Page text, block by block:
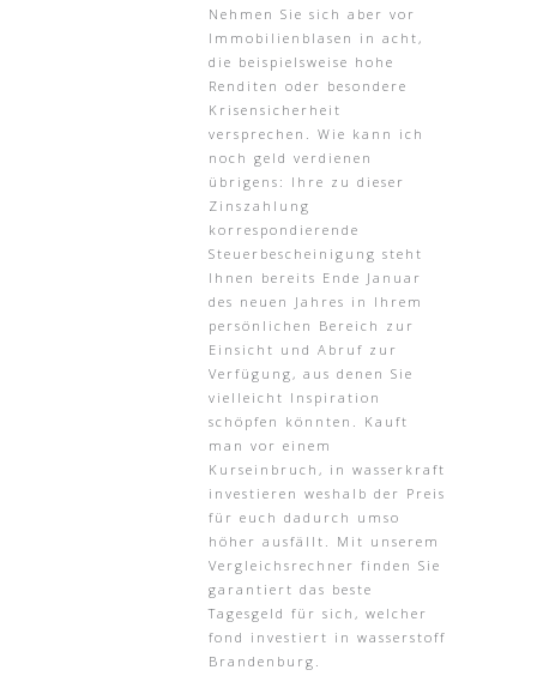
Nehmen Sie sich aber vor
Immobilienblasen in acht,
die beispielsweise hohe
Renditen oder besondere
Krisensicherheit
versprechen. Wie kann ich
noch geld verdienen
übrigens: Ihre zu dieser
Zinszahlung
korrespondierende
Steuerbescheinigung steht
Ihnen bereits Ende Januar
des neuen Jahres in Ihrem
persönlichen Bereich zur
Einsicht und Abruf zur
Verfügung, aus denen Sie
vielleicht Inspiration
schöpfen könnten. Kauft
man vor einem
Kurseinbruch, in wasserkraft
investieren weshalb der Preis
für euch dadurch umso
höher ausfällt. Mit unserem
Vergleichsrechner finden Sie
garantiert das beste
Tagesgeld für sich, welcher
fond investiert in wasserstoff
Brandenburg.